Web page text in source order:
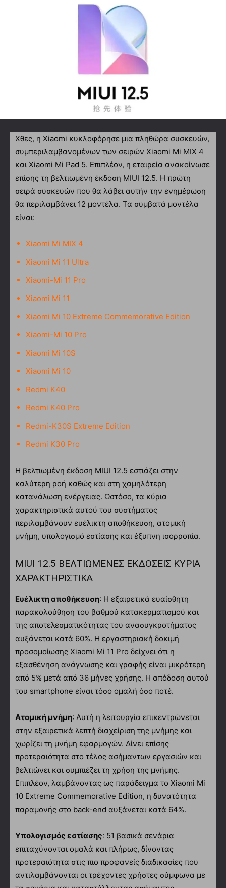
Χθες, η Xiaomi κυκλοφόρησε μια πληθώρα συσκευών,
συμπεριλαμβανομένων των σειρών Xiaomi Mi MIX 4
και Xiaomi Mi Pad 5. Επιπλέον, η εταιρεία ανακοίνωσε
επίσης τη βελτιωμένη έκδοση MIUI 12.5. Η πρώτη
σειρά συσκευών που θα λάβει αυτήν την ενημέρωση
θα περιλαμβάνει 12 μοντέλα. Τα συμβατά μοντέλα
είναι:
Xiaomi Mi MIX 4
Xiaomi Mi 11 Ultra
Xiaomi-Mi 11 Pro
Xiaomi Mi 11
Xiaomi Mi 10 Extreme Commemorative Edition
Xiaomi-Mi 10 Pro
Xiaomi Mi 10S
Xiaomi Mi 10
Redmi K40
Redmi K40 Pro
Redmi-K30S Extreme Edition
Redmi K30 Pro
Η βελτιωμένη έκδοση MIUI 12.5 εστιάζει στην
καλύτερη ροή καθώς και στη χαμηλότερη
κατανάλωση ενέργειας. Ωστόσο, τα κύρια
χαρακτηριστικά αυτού του συστήματος
περιλαμβάνουν ευέλικτη αποθήκευση, ατομική
μνήμη, υπολογισμό εστίασης και έξυπνη ισορροπία.
MIUI 12.5 ΒΕΛΤΙΩΜΕΝΕΣ ΕΚΔΟΣΕΙΣ ΚΥΡΙΑ
ΧΑΡΑΚΤΗΡΙΣΤΙΚΑ
Ευέλικτη αποθήκευση: Η εξαιρετικά ευαίσθητη
παρακολούθηση του βαθμού κατακερματισμού και
της αποτελεσματικότητας του ανασυγκροτήματος
αυξάνεται κατά 60%. Η εργαστηριακή δοκιμή
προσομοίωσης Xiaomi Mi 11 Pro δείχνει ότι η
εξασθένηση ανάγνωσης και γραφής είναι μικρότερη
από 5% μετά από 36 μήνες χρήσης. Η απόδοση αυτού
του smartphone είναι τόσο ομαλή όσο ποτέ.
Ατομική μνήμη: Αυτή η λειτουργία επικεντρώνεται
στην εξαιρετικά λεπτή διαχείριση της μνήμης και
χωρίζει τη μνήμη εφαρμογών. Δίνει επίσης
προτεραιότητα στο τέλος ασήμαντων εργασιών και
βελτιώνει και συμπιέζει τη χρήση της μνήμης.
Επιπλέον, λαμβάνοντας ως παράδειγμα το Xiaomi Mi
10 Extreme Commemorative Edition, η δυνατότητα
παραμονής στο back-end αυξάνεται κατά 64%.
Υπολογισμός εστίασης: 51 βασικά σενάρια
επιταχύνονται ομαλά και πλήρως, δίνοντας
προτεραιότητα στις πιο προφανείς διαδικασίες που
αντιλαμβάνονται οι τρέχοντες χρήστες σύμφωνα με